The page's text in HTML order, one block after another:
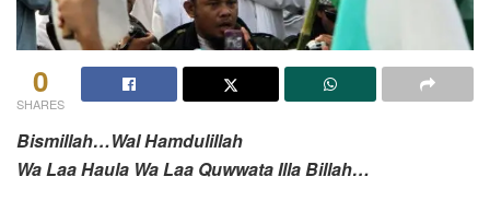
0
SHARES
Bismillah…Wal Hamdulillah
Wa Laa Haula Wa Laa Quwwata Illa Billah…